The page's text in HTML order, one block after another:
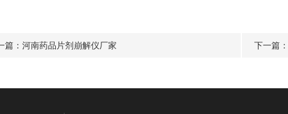
篇： 河南药品片剂崩解仪厂家 下一篇：